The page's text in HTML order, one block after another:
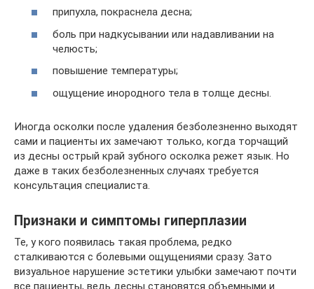
припухла, покраснела десна;
боль при надкусывании или надавливании на
челюсть;
повышение температуры;
ощущение инородного тела в толще десны.
Иногда осколки после удаления безболезненно выходят
сами и пациенты их замечают только, когда торчащий
из десны острый край зубного осколка режет язык. Но
даже в таких безболезненных случаях требуется
консультация специалиста.
Признаки и симптомы гиперплазии
Те, у кого появилась такая проблема, редко
сталкиваются с болевыми ощущениями сразу. Зато
визуальное нарушение эстетики улыбки замечают почти
все пациенты, ведь десны становятся объемными и